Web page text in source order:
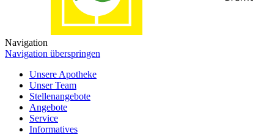
Navigation
Navigation überspringen
Unsere Apotheke
Unser Team
Stellenangebote
Angebote
Service
Informatives